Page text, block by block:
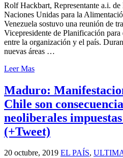
Rolf Hackbart, Representante a.i.
Naciones Unidas para la
Venezuela sostuvo una reunión de
Vicepresidente de Planificación
entre la organización y el país.
nuevas áreas …
Leer Mas
Maduro:
Chile son
neoliberales
(+Tweet)
20 octubre, 2019 EL PAÍS,